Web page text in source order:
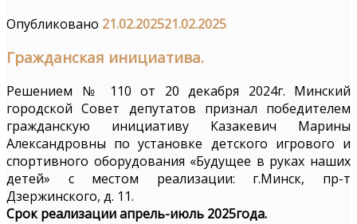
Опубликовано 21.02.202521.02.2025
Гражданская инициатива.
Решением № 110 от 20 декабря 2024г. Минский
городской Совет депутатов признал победителем
гражданскую инициативу Казакевич Марины
Александровны по установке детского игрового и
спортивного оборудования «Будущее в руках наших
детей» с местом реализации: г.Минск, пр-т
Дзержинского, д. 11.
Срок реализации апрель-июль 2025года.